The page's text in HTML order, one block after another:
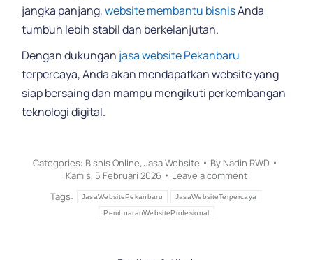
jangka panjang,website membantu bisnisAnda
tumbuh lebih stabil dan berkelanjutan.
Dengan dukungan jasa website Pekanbaru
terpercaya, Anda akan mendapatkan website yang
siap bersaing dan mampu mengikuti perkembangan
teknologi digital.
Categories: Bisnis Online, Jasa Website By Nadin RWD
Kamis, 5 Februari 2026
Leave a comment
Tags:
JasaWebsitePekanbaru JasaWebsiteTerpercaya
PembuatanWebsiteProfesional